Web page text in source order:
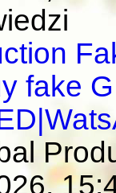
fake